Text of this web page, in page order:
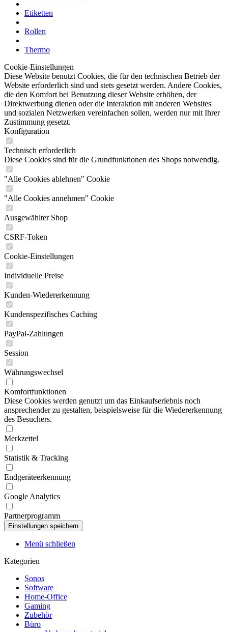
Etiketten
Rollen
Thermo
Cookie-Einstellungen
Diese Website benutzt Cookies, die für den technischen Betrieb der
Website erforderlich sind und stets gesetzt werden. Andere Cookies,
die den Komfort bei Benutzung dieser Website erhöhen, der
Direktwerbung dienen oder die Interaktion mit anderen Websites
und sozialen Netzwerken vereinfachen sollen, werden nur mit Ihrer
Zustimmung gesetzt.
Konfiguration
Technisch erforderlich
Diese Cookies sind für die Grundfunktionen des Shops notwendig.
"Alle Cookies ablehnen" Cookie
"Alle Cookies annehmen" Cookie
Ausgewählter Shop
CSRF-Token
Cookie-Einstellungen
Individuelle Preise
Kunden-Wiedererkennung
Kundenspezifisches Caching
PayPal-Zahlungen
Session
Währungswechsel
Komfortfunktionen
Diese Cookies werden genutzt um das Einkaufserlebnis noch
ansprechender zu gestalten, beispielsweise für die Wiedererkennung
des Besuchers.
Merkzettel
Statistik & Tracking
Endgeräteerkennung
Google Analytics
Partnerprogramm
Menü schließen
Kategorien
Sonos
Software
Home-Office
Gaming
Zubehör
Büro